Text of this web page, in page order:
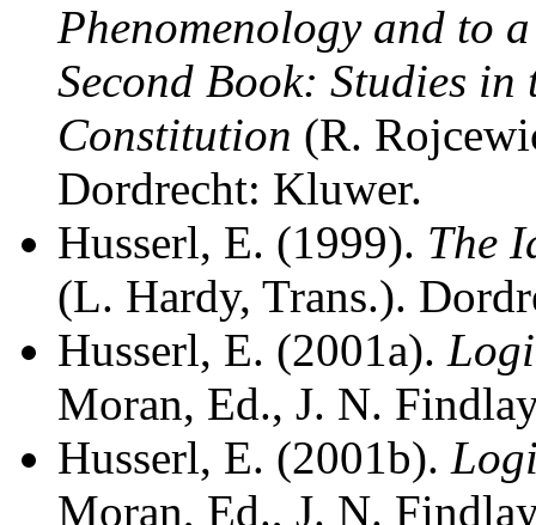
Phenomenology and to
Second Book: Studies
Constitution (R.
Dordrecht: Kluwer.
Husserl, E. (1999). The
(L. Hardy, Trans.).
Husserl, E. (2001a).
Moran, Ed., J. N.
Husserl, E. (2001b).
Moran, Ed., J. N.